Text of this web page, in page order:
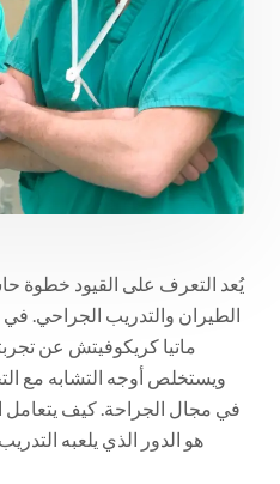
يُعد التعرف على القيود خطوة
الطيران والتدريب الجراحي. في
ماتيا كريكوفيتش عن
ويستخلص أوجه التشابه مع
في مجال الجراحة. كيف يتعامل
هو الدور الذي يلعبه